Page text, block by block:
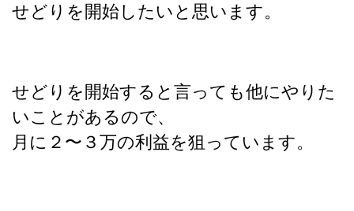
せどりを開始したいと思います。
せどりを開始すると言っても他にやりた
いことがあるので、
月に２〜３万の利益を狙っています。